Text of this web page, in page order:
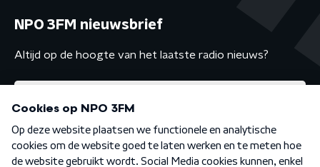
NPO 3FM nieuwsbrief
Altijd op de hoogte van het laatste radio nieuws?